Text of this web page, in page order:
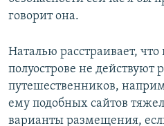
говорит она.
Наталью расстраивает,
полуострове не действуют
путешественников,
ему подобных сайтов
варианты размещения,